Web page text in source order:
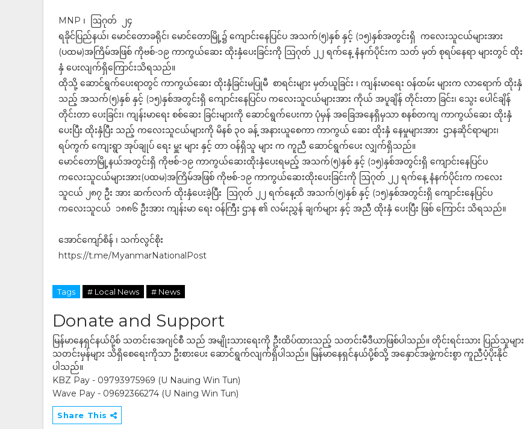
MNP ၊ ဩဂုတ် ၂၄
ရခိုင်ပြည်နယ်၊ မောင်တောခရိုင်၊ မောင်တောမြို့၌ ကျောင်းနေပြင်ပ အသက်(၅)နှစ် နှင့် (၁၅)နှစ်အတွင်းရှိ ကလေးသူငယ်များအား
(ပထမ)အကြိမ်အဖြစ် ကိုဗစ်-၁၉ ကာကွယ်ဆေး ထိုးနှံပေးခြင်းကို ဩဂုတ် ၂၂ ရက်နေ့ နံနက်ပိုင်းက သတ် မှတ် စုရပ်နေရာ များတွင် ထိုး
နှံ ပေးလျက်ရှိကြောင်းသိရသည်။
ထိုသို့ ဆောင်ရွက်ပေးရာတွင် ကာကွယ်ဆေး ထိုးနှံခြင်းမပြုမီ စာရင်းများ မှတ်ယူခြင်း ၊ ကျန်းမာရေး ဝန်ထမ်း များက လာရောက် ထိုးနှံ
သည့် အသက်(၅)နှစ် နှင့် (၁၅)နှစ်အတွင်းရှိ ကျောင်းနေပြင်ပ ကလေးသူငယ်များအား ကိုယ် အပူချိန် တိုင်းတာ ခြင်း၊ သွေး ပေါင်ချိန်
တိုင်းတာ ပေးခြင်း၊ ကျန်းမာရေး စစ်ဆေး ခြင်းများကို ဆောင်ရွက်ပေးကာ ပုံမှန် အခြေအနေရှိမှသာ စနစ်တကျ ကာကွယ်ဆေး ထိုးနှံ
ပေးပြီး ထိုးနှံပြီး သည့် ကလေးသူငယ်များကို မိနစ် ၃၀ ခန့် အနားယူစေကာ ကာကွယ် ဆေး ထိုးနှံ နေမှုများအား ဌာနဆိုင်ရာများ၊
ရပ်ကွက် ကျေးရွာ အုပ်ချုပ် ရေး မှူး များ နှင့် တာ ဝန်ရှိသူ များ က ကူညီ ဆောင်ရွက်ပေး လျှက်ရှိသည်။
မောင်တောမြို့နယ်အတွင်းရှိ ကိုဗစ်-၁၉ ကာကွယ်ဆေးထိုးနှံပေးရမည့် အသက်(၅)နှစ် နှင့် (၁၅)နှစ်အတွင်းရှိ ကျောင်းနေပြင်ပ
ကလေးသူငယ်များအား(ပထမ)အကြိမ်အဖြစ် ကိုဗစ်-၁၉ ကာကွယ်ဆေးထိုးပေးခြင်းကို ဩဂုတ် ၂၂ ရက်နေ့ နံနက်ပိုင်းက ကလေး
သူငယ် ၂၈၇ ဦး အား ဆက်လက် ထိုးနှံပေးခဲ့ပြီး ဩဂုတ် ၂၂ ရက်နေ့ထိ အသက်(၅)နှစ် နှင့် (၁၅)နှစ်အတွင်းရှိ ကျောင်းနေပြင်ပ
ကလေးသူငယ် ၁၈၈၆ ဦးအား ကျန်းမာ ရေး ဝန်ကြီး ဌာန ၏ လမ်းညွှန် ချက်များ နှင့် အညီ ထိုးနှံ ပေးပြီး ဖြစ် ကြောင်း သိရသည်။
အောင်ကျော်စိန် ၊ သက်လွင်စိုး
https://t.me/MyanmarNationalPost
Tags # Local News # News
Donate and Support
မြန်မာနေရှင်နယ်ပို့စ် သတင်းအေဂျင်စီ သည် အမျိုးသားရေးကို ဦးထိပ်ထားသည့် သတင်းမီဒီယာဖြစ်ပါသည်။ တိုင်းရင်းသား ပြည်သူများ
သတင်းမှန်များ သိရှိစေရေးကိုသာ ဦးစားပေး ဆောင်ရွက်လျက်ရှိပါသည်။ မြန်မာနေရှင်နယ်ပို့စ်သို့ အနှောင်အဖွဲ့ကင်းစွာ ကူညီပံ့ပိုးနိုင်
ပါသည်။
KBZ Pay - 09793975969 (U Nauing Win Tun)
Wave Pay - 09692366274 (U Naing Win Tun)
Share This